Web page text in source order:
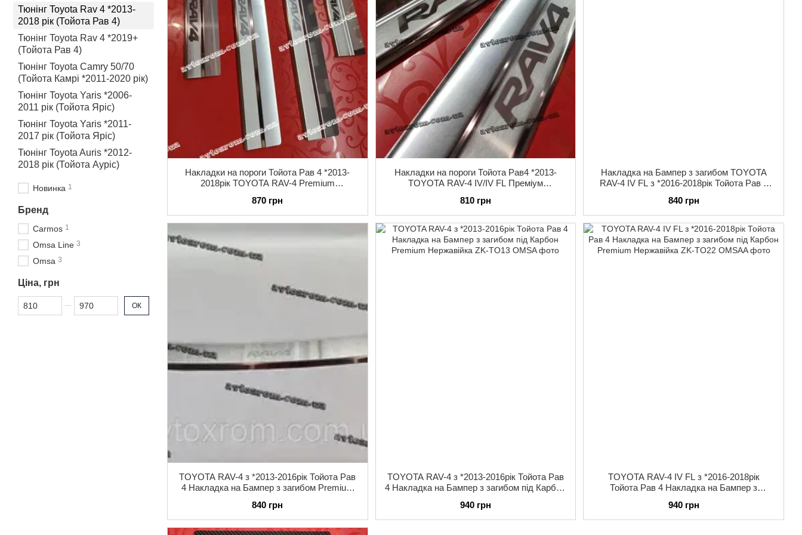
Накладки на пороги Тойота Рав 4 *2013-
2018рік TOYOTA RAV-4 Premium
870 грн
Накладки на пороги Тойота Рав4 *2013-
TOYOTA RAV-4 IV/IV FL Преміум
Туреччина
810 грн
Накладка на Бампер з загибом TOYOTA
RAV-4 IV FL з *2016-2018рік Тойота Рав 4
840 грн
TOYOTA RAV-4 з *2013-2016рік Тойота Рав
4 Накладка на Бампер з загибом Premium
840 грн
TOYOTA RAV-4 з *2013-2016рік Тойота Рав
4 Накладка на Бампер з загибом під Карбон
940 грн
TOYOTA RAV-4 IV FL з *2016-2018рік
Тойота Рав 4 Накладка на Бампер з
940 грн
Тюнінг Toyota Rav 4 *2013-
2018 рік (Тойота Рав 4)
Тюнінг Toyota Rav 4 *2019+
(Тойота Рав 4)
Тюнінг Toyota Camry 50/70
(Тойота Камрі *2011-2020 рік)
Тюнінг Toyota Yaris *2006-
2011 рік (Тойота Яріс)
Тюнінг Toyota Yaris *2011-
2017 рік (Тойота Яріс)
Тюнінг Toyota Auris *2012-
2018 рік (Тойота Ауріс)
Новинка 1
Бренд
Carmos 1
Omsa Line 3
Omsa 3
Ціна, грн
Від Ціна, грн
До Ціна, грн ОК